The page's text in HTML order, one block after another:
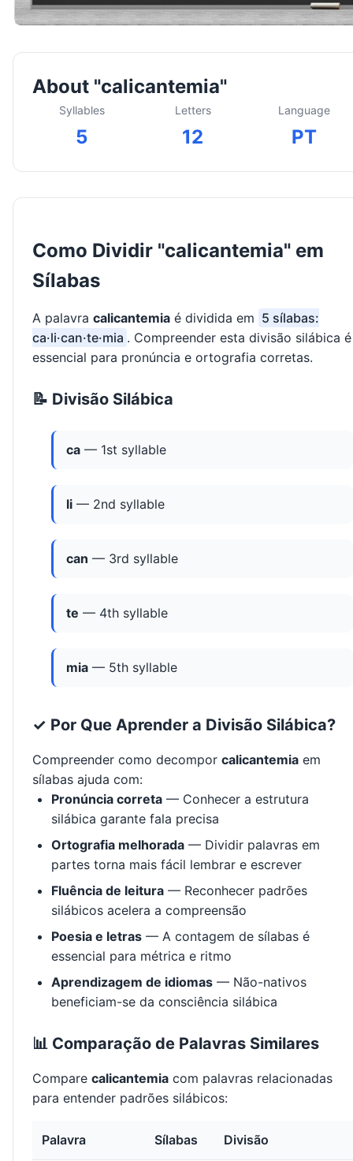
About "calicantemia"
Syllables
5
Letters
12
Language
PT
Como Dividir "calicantemia" em
Sílabas
A palavra calicantemia é dividida em 5 sílabas:
ca·li·can·te·mia . Compreender esta divisão silábica é
essencial para pronúncia e ortografia corretas.
📝 Divisão Silábica
ca — 1st syllable
li — 2nd syllable
can — 3rd syllable
te — 4th syllable
mia — 5th syllable
✓ Por Que Aprender a Divisão Silábica?
Compreender como decompor calicantemia em
sílabas ajuda com:
Pronúncia correta — Conhecer a estrutura
silábica garante fala precisa
Ortografia melhorada — Dividir palavras em
partes torna mais fácil lembrar e escrever
Fluência de leitura — Reconhecer padrões
silábicos acelera a compreensão
Poesia e letras — A contagem de sílabas é
essencial para métrica e ritmo
Aprendizagem de idiomas — Não-nativos
beneficiam-se da consciência silábica
📊 Comparação de Palavras Similares
Compare calicantemia com palavras relacionadas
para entender padrões silábicos:
Palavra Sílabas Divisão